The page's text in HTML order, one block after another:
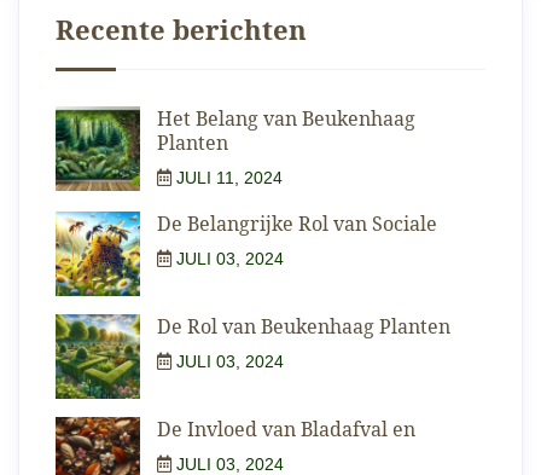
Recente berichten
Het Belang van Beukenhaag
Planten
JULI 11, 2024
De Belangrijke Rol van Sociale
JULI 03, 2024
De Rol van Beukenhaag Planten
JULI 03, 2024
De Invloed van Bladafval en
JULI 03, 2024